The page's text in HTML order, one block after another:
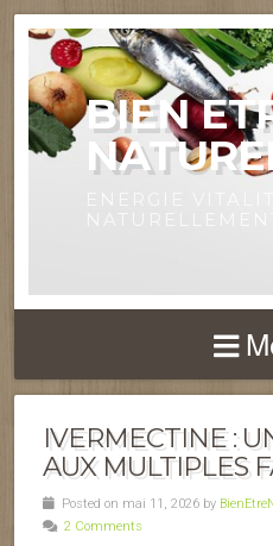
BIEN
ENERGIE
IVERMECTINE :
AUX MULTIPLES
Posted on mai 11, 2026 by
2 Comments